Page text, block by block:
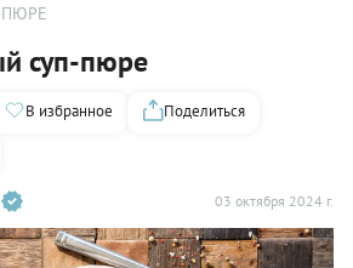
суп-пюре
03 октября 2024 г.
В избранное
Поделиться